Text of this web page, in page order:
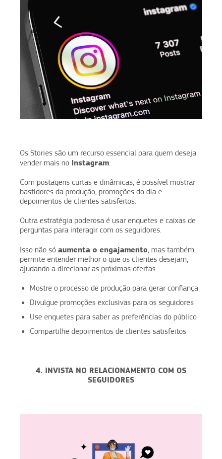
Os Stories são um recurso essencial para quem deseja
vender mais no Instagram.
Com postagens curtas e dinâmicas, é possível mostrar
bastidores da produção, promoções do dia e
depoimentos de clientes satisfeitos.
Outra estratégia poderosa é usar enquetes e caixas de
perguntas para interagir com os seguidores.
Isso não só aumenta o engajamento, mas também
permite entender melhor o que os clientes desejam,
ajudando a direcionar as próximas ofertas.
Mostre o processo de produção para gerar confiança
Divulgue promoções exclusivas para os seguidores
Use enquetes para saber as preferências do público
Compartilhe depoimentos de clientes satisfeitos
4. INVISTA NO RELACIONAMENTO COM OS
SEGUIDORES